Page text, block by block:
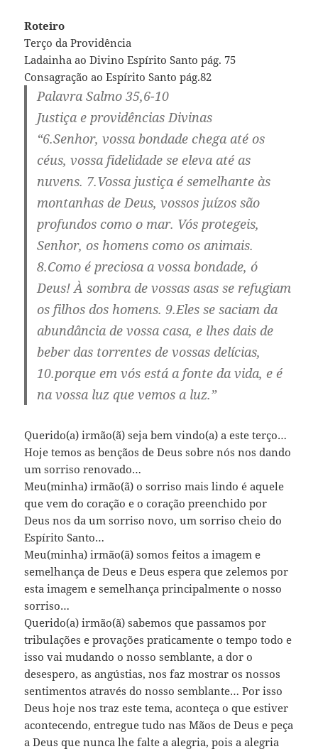
Roteiro
Terço da Providência
Ladainha ao Divino Espírito Santo pág. 75
Consagração ao Espírito Santo pág.82
Palavra Salmo 35,6-10
Justiça e providências Divinas
“6.Senhor, vossa bondade chega até os
céus, vossa fidelidade se eleva até as
nuvens. 7.Vossa justiça é semelhante às
montanhas de Deus, vossos juízos são
profundos como o mar. Vós protegeis,
Senhor, os homens como os animais.
8.Como é preciosa a vossa bondade, ó
Deus! À sombra de vossas asas se refugiam
os filhos dos homens. 9.Eles se saciam da
abundância de vossa casa, e lhes dais de
beber das torrentes de vossas delícias,
10.porque em vós está a fonte da vida, e é
na vossa luz que vemos a luz.”
Querido(a) irmão(ã) seja bem vindo(a) a este terço…
Hoje temos as bençãos de Deus sobre nós nos dando
um sorriso renovado…
Meu(minha) irmão(ã) o sorriso mais lindo é aquele
que vem do coração e o coração preenchido por
Deus nos da um sorriso novo, um sorriso cheio do
Espírito Santo…
Meu(minha) irmão(ã) somos feitos a imagem e
semelhança de Deus e Deus espera que zelemos por
esta imagem e semelhança principalmente o nosso
sorriso…
Querido(a) irmão(ã) sabemos que passamos por
tribulações e provações praticamente o tempo todo e
isso vai mudando o nosso semblante, a dor o
desespero, as angústias, nos faz mostrar os nossos
sentimentos através do nosso semblante… Por isso
Deus hoje nos traz este tema, aconteça o que estiver
acontecendo, entregue tudo nas Mãos de Deus e peça
a Deus que nunca lhe falte a alegria, pois a alegria